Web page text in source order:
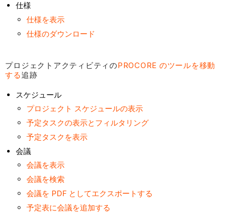
の
ツ
ー
を
す
る
追
跡
更
指
示
と
委
仕様
仕様を表示
仕様のダウンロード
プロジェクトアクティビティのPROCORE のツールを移動
する追跡
スケジュール
プロジェクト スケジュールの表示
予定タスクの表示とフィルタリング
予定タスクを表示
会議
会議を表示
会議を検索
会議を PDF としてエクスポートする
予定表に会議を追加する